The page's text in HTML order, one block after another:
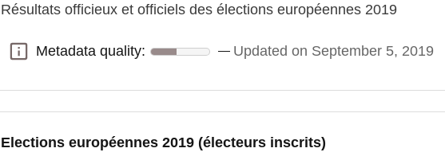
Résultats officieux et officiels des élections européennes 2019
Metadata quality:
Metadata quality: Updated on September 5, 2019
Elections européennes 2019 (électeurs inscrits)